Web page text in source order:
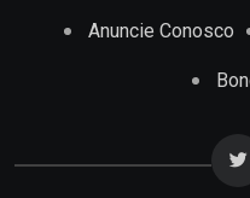
Anuncie Conosco